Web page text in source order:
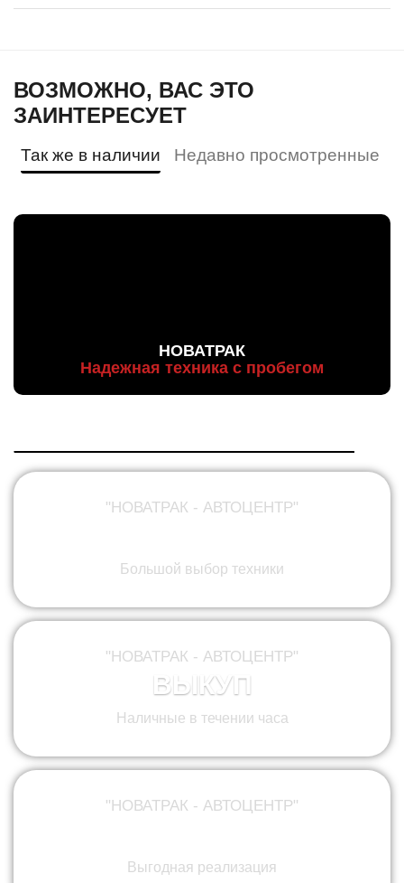
ВОЗМОЖНО, ВАС ЭТО
ЗАИНТЕРЕСУЕТ
Так же в наличии Недавно просмотренные
НОВАТРАК
Надежная техника с пробегом
"НОВАТРАК - АВТОЦЕНТР"
Большой выбор техники
"НОВАТРАК - АВТОЦЕНТР"
ВЫКУП
Наличные в течении часа
"НОВАТРАК - АВТОЦЕНТР"
Выгодная реализация